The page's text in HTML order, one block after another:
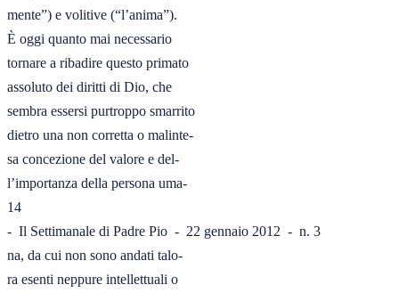
mente”) e volitive (“l’anima”).
È oggi quanto mai necessario
tornare a ribadire questo primato
assoluto dei diritti di Dio, che
sembra essersi purtroppo smarrito
dietro una non corretta o malinte-
sa concezione del valore e del-
l’importanza della persona uma-
14
-  Il Settimanale di Padre Pio  -  22 gennaio 2012  -  n. 3
na, da cui non sono andati talo-
ra esenti neppure intellettuali o